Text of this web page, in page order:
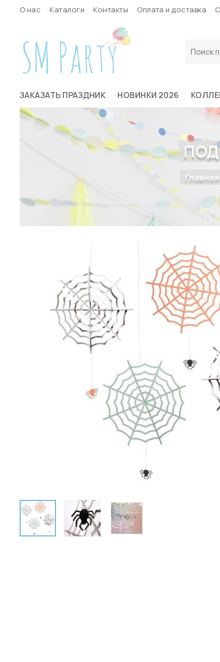
О нас Каталоги Контакты Оплата и доставка
ЗАКАЗАТЬ ПРАЗДНИК НОВИНКИ 2026
Главная